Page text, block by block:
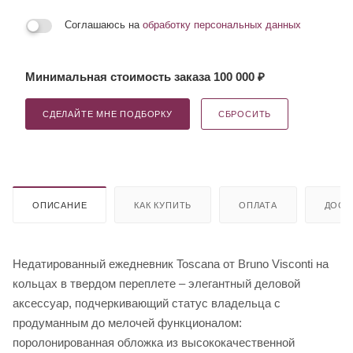
Соглашаюсь на обработку персональных данных
Минимальная стоимость заказа 100 000 ₽
СДЕЛАЙТЕ МНЕ ПОДБОРКУ СБРОСИТЬ
ОПИСАНИЕ КАК КУПИТЬ ОПЛАТА
Недатированный ежедневник Toscana от Bruno Visconti на
кольцах в твердом переплете – элегантный деловой
аксессуар, подчеркивающий статус владельца с
продуманным до мелочей функционалом:
поролонированная обложка из высококачественной